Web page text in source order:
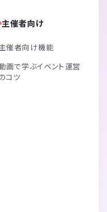
主催者向け
催者向け機能
画で学ぶイベント運営
コツ